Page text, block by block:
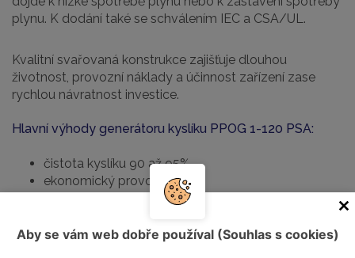
plynu. K dodání také se schválením IEC a CSA/UL.
Kvalitní svařovaná konstrukce zajišťuje dlouhou
životnost, provozní náklady a účinnost zařízení zase
rychlou návratnost investice.
Hlavní výhody generátoru kyslíku PPOG 1-120 PSA:
čistota kyslíku 90 až 95%
ekonomický provoz
široké množství příslušenství
Aby se vám web dobře používal (Souhlas s cookies)